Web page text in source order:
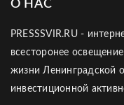
О НАС
PRESSSVIR.RU -
всесторонее
жизни Ленинградской
инвестиционной